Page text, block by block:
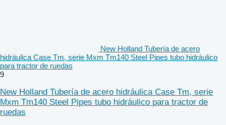
New Holland Tubería de acero
hidráulica Case Tm, serie Mxm Tm140 Steel Pipes tubo hidráulico
para tractor de ruedas
9
New Holland Tubería de acero hidráulica Case Tm, serie
Mxm Tm140 Steel Pipes tubo hidráulico para tractor de
ruedas